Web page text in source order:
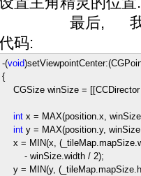
最后, 我们要把
码:
-(void
{
CGSize winSize =
int x = MAX(position.x,
int y = MAX(position.y,
x = MIN(x,
- winSize.width / 2);
y = MIN(y,